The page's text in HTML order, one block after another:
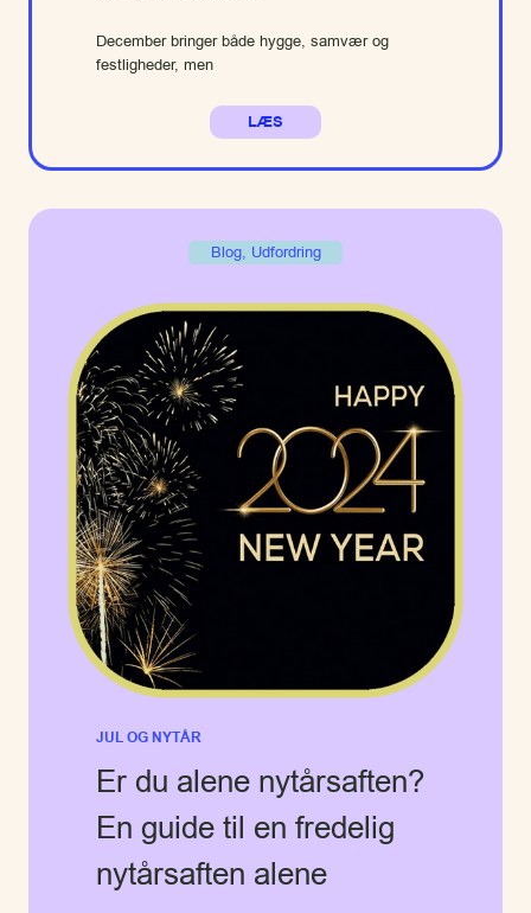
December bringer både hygge, samvær og
festligheder, men
LÆS
Blog, Udfordring
JUL OG NYTÅR
Er du alene nytårsaften?
En guide til en fredelig
nytårsaften alene